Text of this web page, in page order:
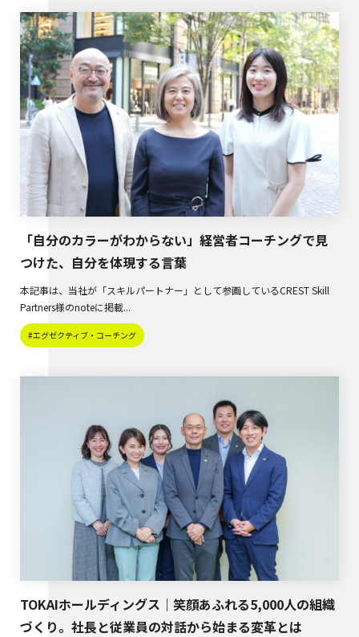
「自分のカラーがわからない」経営者コーチングで見
つけた、自分を体現する言葉
本記事は、当社が「スキルパートナー」として参画しているCREST Skill
Partners様のnoteに掲載...
#エグゼクティブ・コーチング
TOKAIホールディングス｜笑顔あふれる5,000人の組織
づくり。社長と従業員の対話から始まる変革とは